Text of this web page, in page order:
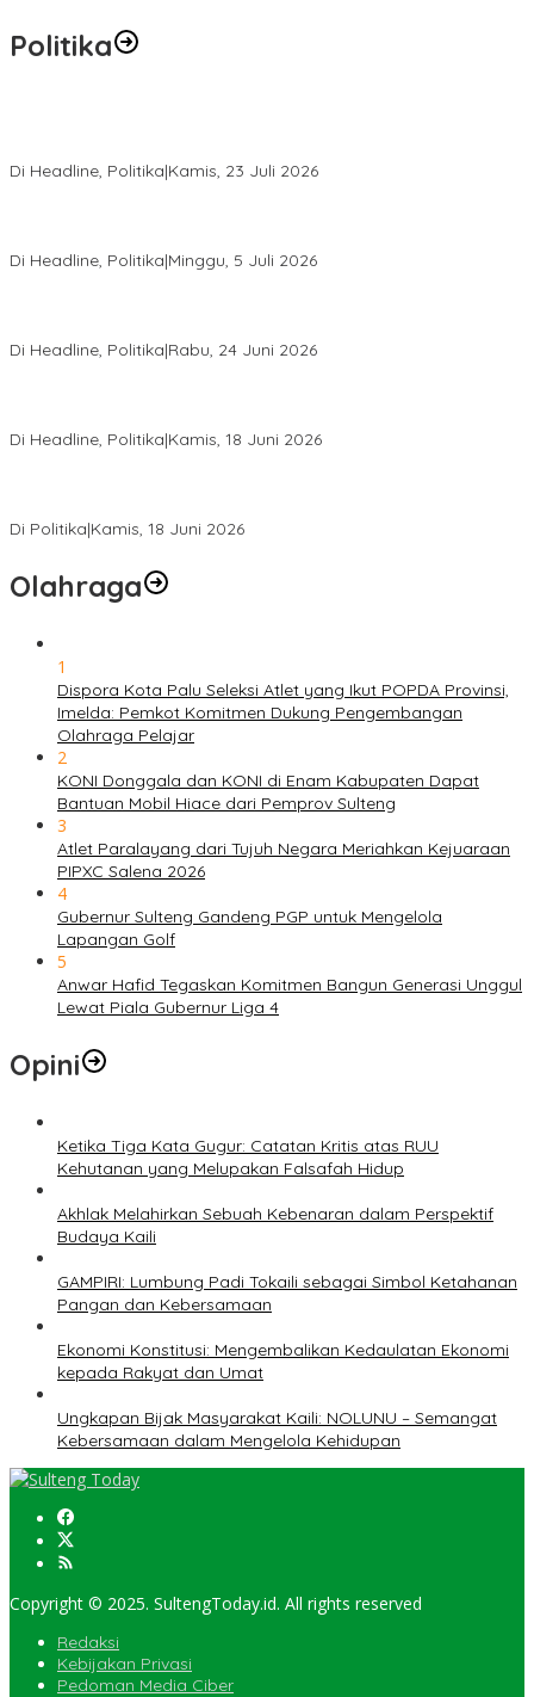
Politika
Di Headline, Politika|Kamis, 23 Juli 2026
Di Headline, Politika|Minggu, 5 Juli 2026
Di Headline, Politika|Rabu, 24 Juni 2026
Di Headline, Politika|Kamis, 18 Juni 2026
Di Politika|Kamis, 18 Juni 2026
Olahraga
1
Dispora Kota Palu Seleksi Atlet yang Ikut POPDA Provinsi,
Imelda: Pemkot Komitmen Dukung Pengembangan
Olahraga Pelajar
2
KONI Donggala dan KONI di Enam Kabupaten Dapat
Bantuan Mobil Hiace dari Pemprov Sulteng
3
Atlet Paralayang dari Tujuh Negara Meriahkan Kejuaraan
PIPXC Salena 2026
4
Gubernur Sulteng Gandeng PGP untuk Mengelola
Lapangan Golf
5
Anwar Hafid Tegaskan Komitmen Bangun Generasi Unggul
Lewat Piala Gubernur Liga 4
Opini
Ketika Tiga Kata Gugur: Catatan Kritis atas RUU
Kehutanan yang Melupakan Falsafah Hidup
Akhlak Melahirkan Sebuah Kebenaran dalam Perspektif
Budaya Kaili
GAMPIRI: Lumbung Padi Tokaili sebagai Simbol Ketahanan
Pangan dan Kebersamaan
Ekonomi Konstitusi: Mengembalikan Kedaulatan Ekonomi
kepada Rakyat dan Umat
Ungkapan Bijak Masyarakat Kaili: NOLUNU – Semangat
Kebersamaan dalam Mengelola Kehidupan
Copyright © 2025. SultengToday.id. All rights reserved
Redaksi
Kebijakan Privasi
Pedoman Media Ciber